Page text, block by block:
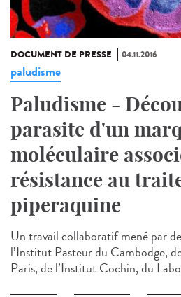
DOCUMENT DE PRESSE 04.11.2016
paludisme
Paludisme -
parasite d'un
moléculaire
résistance au
piperaquine
Un travail collaboratif mené par
l’Institut Pasteur du Cambodge,
Paris, de l’Institut Cochin, du